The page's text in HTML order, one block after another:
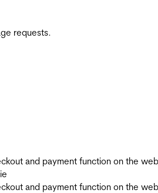
requests.
and payment function on the
and payment function on the